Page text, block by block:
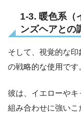
1-3. 暖色系（
ンズヘアとの
そして、視覚的な
の戦略的な使用です
彼は、イエローや
組み合わせに強い